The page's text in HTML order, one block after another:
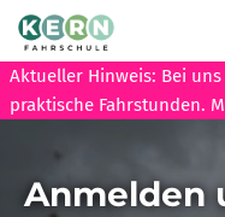
Zum
Inhalt
springen
Aktueller Hinweis: Bei
praktische Fahrstunden.
Anmelden